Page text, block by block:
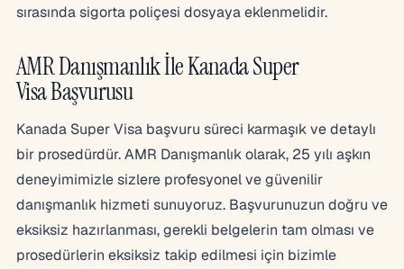
sırasında sigorta poliçesi dosyaya eklenmelidir.
AMR Danışmanlık İle Kanada Super
Visa Başvurusu
Kanada Super Visa başvuru süreci karmaşık ve detaylı
bir prosedürdür. AMR Danışmanlık olarak, 25 yılı aşkın
deneyimimizle sizlere profesyonel ve güvenilir
danışmanlık hizmeti sunuyoruz. Başvurunuzun doğru ve
eksiksiz hazırlanması, gerekli belgelerin tam olması ve
prosedürlerin eksiksiz takip edilmesi için bizimle